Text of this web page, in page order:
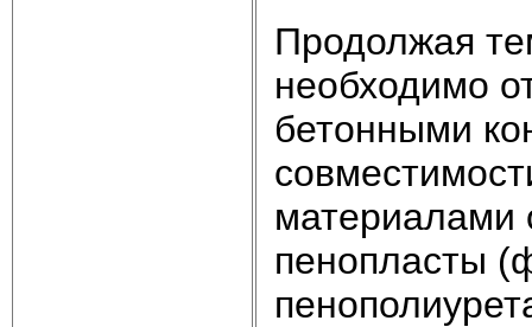
Продолжая
необходимо
бетонными
материалами
пенопласты